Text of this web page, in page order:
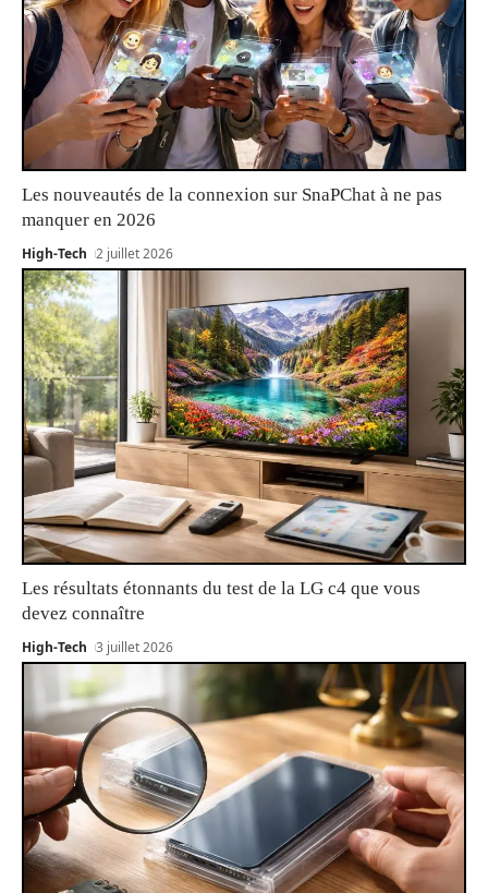
Les nouveautés de la connexion sur SnaPChat à ne pas
manquer en 2026
High-Tech 2 juillet 2026
Les résultats étonnants du test de la LG c4 que vous
devez connaître
High-Tech 3 juillet 2026